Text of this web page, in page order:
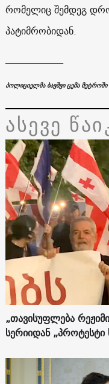
რომელიც შემდეგ
პატიმრობიდან.
პოლიციელმა ბავშვი ცემა მეტროში
ასევე
„თავისუფლება
სერიიდან